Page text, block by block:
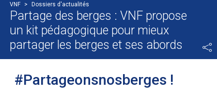
VNF > Dossiers d'actualités
Partage des berges : VNF propose
un kit pédagogique pour mieux
partager les berges et ses abords
#Partageonsnosberges !